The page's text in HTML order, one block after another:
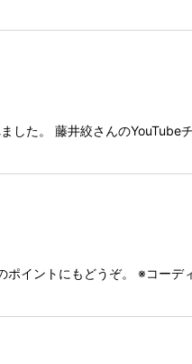
した。 藤井絞さんのYouTube
イントにもどうぞ。 ※コーデ